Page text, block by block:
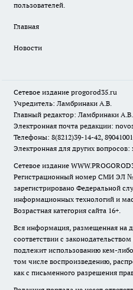
пользователей.
Главная
Новости
Сетевое издание progorod35.ru
Учредитель: Ламбринаки А.В.
Главный редактор: Ламбринаки А.В.
Электронная почта редакции:
Телефоны: 8(8212)39-14-42,
Электронная для других
Сетевое издание
Регистрационный номер СМИ ЭЛ
зарегистрировано Федеральной
информационных технологий и
Возрастная категория сайта 16+.
Вся информация, размещенная на
соответствии с
подлежит использованию кем-
том числе воспроизведению,
как с письменного разрешения